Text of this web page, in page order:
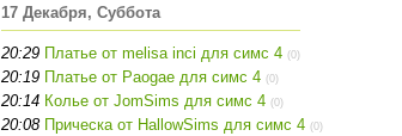
17 Декабря, Суббота
20:29 Платье от melisa inci для симс 4 (0)
20:19 Платье от Paogae для симс 4 (0)
20:14 Колье от JomSims для симс 4 (0)
20:08 Прическа от HallowSims для симс 4 (0)